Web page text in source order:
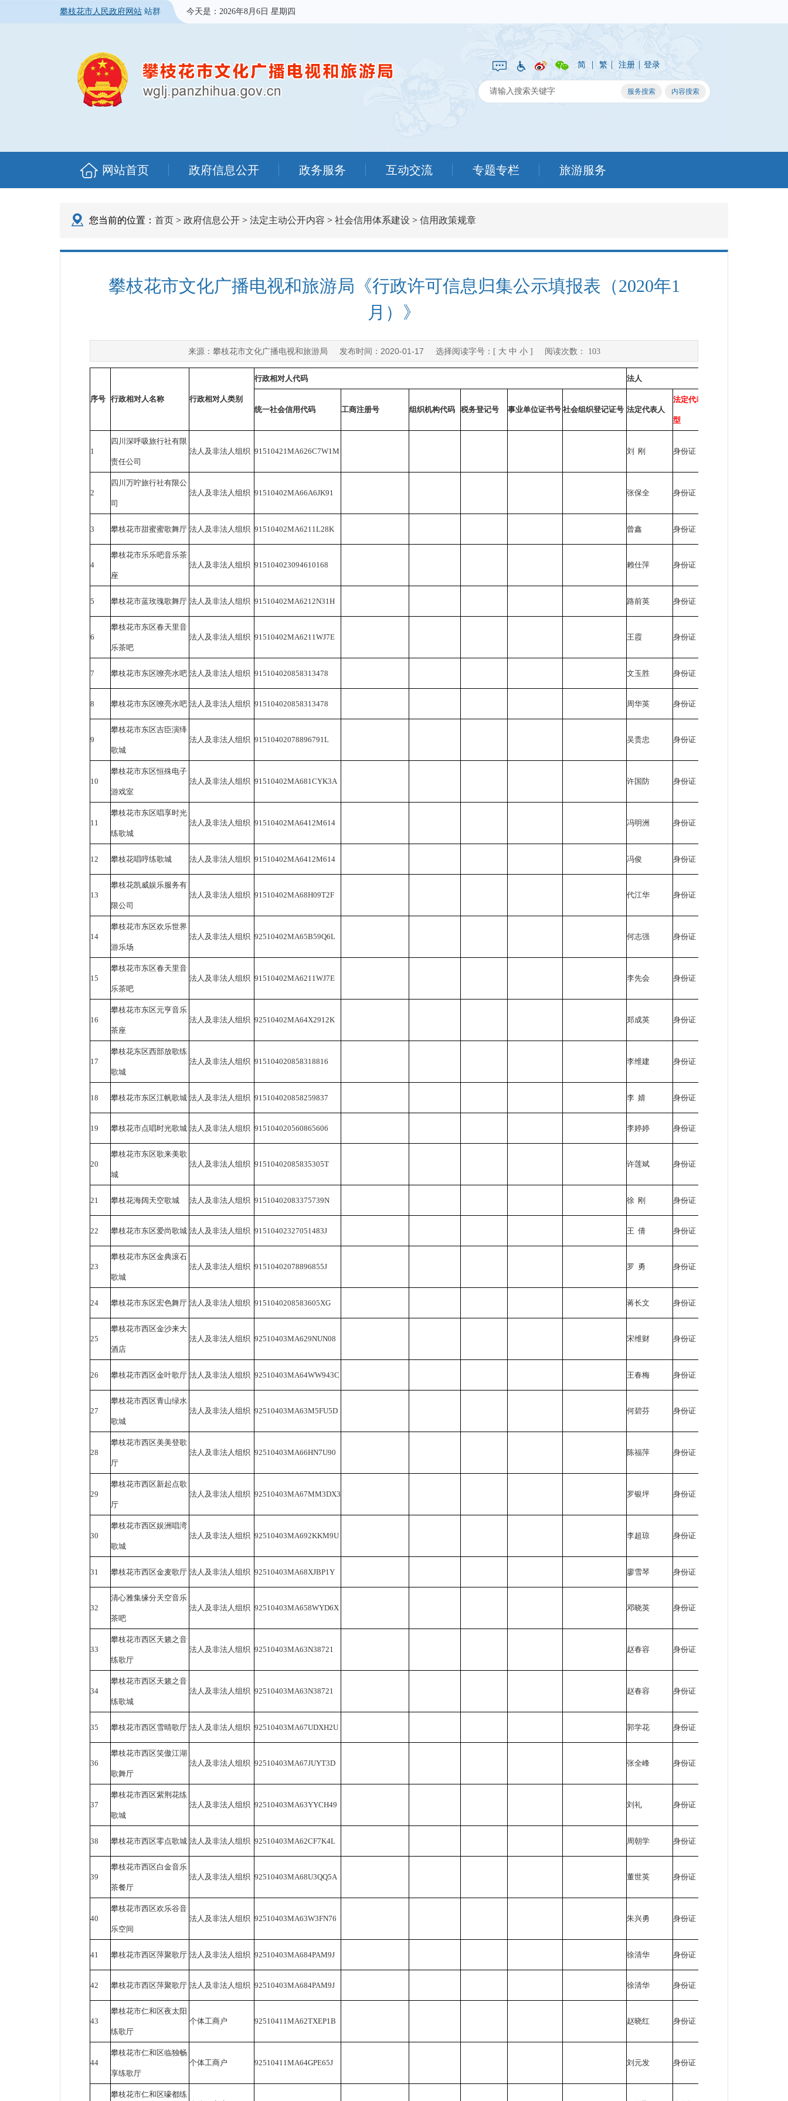
攀枝花市人民政府网站 站群 今天是： 2026年8月6日 星期四
简 | 繁 | 注册 | 登录
网站首页 政府信息公开 政务服务 互动交流 专题专栏 旅游服务
您当前的位置： 首页 > 政府信息公开 > 法定主动公开内容 > 社会信用体系建设 > 信用政策规章
攀枝花市文化广播电视和旅游局《行政许可信息归集公示填报表（2020年1
月）》
来源： 攀枝花市文化广播电视和旅游局 发布时间： 2020-01-17 选择阅读字号：[ 大 中 小] 阅读次数： 103
序号 行政相对人名称 行政相对人类别
行政相对人代码 法人
统一社会信用代码 工商注册号 组织机构代码 税务登记号 事业单位证书号 社会组织登记证号 法定代表人
法定代表人证件类
型
1
四川深呼吸旅行社有限
责任公司
法人及非法人组织 91510421MA626C7W1M 刘 刚 身份证
2
四川万咛旅行社有限公
司
法人及非法人组织 91510402MA66A6JK91 张保全 身份证
3 攀枝花市甜蜜蜜歌舞厅 法人及非法人组织 91510402MA6211L28K 曾鑫 身份证
4
攀枝花市乐乐吧音乐茶
座
法人及非法人组织 915104023094610168 赖仕萍 身份证
5 攀枝花市蓝玫瑰歌舞厅 法人及非法人组织 91510402MA6212N31H 路前英 身份证
6
攀枝花市东区春天里音
乐茶吧
法人及非法人组织 91510402MA6211WJ7E 王霞 身份证
7 攀枝花市东区嘹亮水吧 法人及非法人组织 915104020858313478 文玉胜 身份证
8 攀枝花市东区嘹亮水吧 法人及非法人组织 915104020858313478 周华英 身份证
9
攀枝花市东区吉臣演绎
歌城
法人及非法人组织 91510402078896791L 吴贵忠 身份证
10
攀枝花市东区恒殊电子
游戏室
法人及非法人组织 91510402MA681CYK3A 许国防 身份证
11
攀枝花市东区唱享时光
练歌城
法人及非法人组织 91510402MA6412M614 冯明洲 身份证
12 攀枝花唱哼练歌城 法人及非法人组织 91510402MA6412M614 冯俊 身份证
13
攀枝花凯威娱乐服务有
限公司
法人及非法人组织 91510402MA68H09T2F 代江华 身份证
14
攀枝花市东区欢乐世界
游乐场
法人及非法人组织 92510402MA65B59Q6L 何志强 身份证
15
攀枝花市东区春天里音
乐茶吧
法人及非法人组织 91510402MA6211WJ7E 李先会 身份证
16
攀枝花市东区元亨音乐
茶座
法人及非法人组织 92510402MA64X2912K 郑成英 身份证
17
攀枝花东区西部放歌练
歌城
法人及非法人组织 915104020858318816 李维建 身份证
18 攀枝花市东区江帆歌城 法人及非法人组织 915104020858259837 李 婧 身份证
19 攀枝花市点唱时光歌城 法人及非法人组织 915104020560865606 李婷婷 身份证
20
攀枝花市东区歌来美歌
城
法人及非法人组织 91510402085835305T 许莲斌 身份证
21 攀枝花海阔天空歌城 法人及非法人组织 91510402083375739N 徐 刚 身份证
22 攀枝花市东区爱尚歌城 法人及非法人组织 91510402327051483J 王 倩 身份证
23
攀枝花市东区金典滚石
歌城
法人及非法人组织 91510402078896855J 罗 勇 身份证
24 攀枝花市东区宏色舞厅 法人及非法人组织 9151040208583605XG 蒋长文 身份证
25
攀枝花市西区金沙来大
酒店
法人及非法人组织 92510403MA629NUN08 宋维财 身份证
26 攀枝花市西区金叶歌厅 法人及非法人组织 92510403MA64WW943C 王春梅 身份证
27
攀枝花市西区青山绿水
歌城
法人及非法人组织 92510403MA63M5FU5D 何碧芬 身份证
28
攀枝花市西区美美登歌
厅
法人及非法人组织 92510403MA66HN7U90 陈福萍 身份证
29
攀枝花市西区新起点歌
厅
法人及非法人组织 92510403MA67MM3DX3 罗银坪 身份证
30
攀枝花市西区娱洲唱湾
歌城
法人及非法人组织 92510403MA692KKM9U 李超琼 身份证
31 攀枝花市西区金麦歌厅 法人及非法人组织 92510403MA68XJBP1Y 廖雪琴 身份证
32
清心雅集缘分天空音乐
茶吧
法人及非法人组织 92510403MA658WYD6X 邓晓英 身份证
33
攀枝花市西区天籁之音
练歌厅
法人及非法人组织 92510403MA63N38721 赵春容 身份证
34
攀枝花市西区天籁之音
练歌城
法人及非法人组织 92510403MA63N38721 赵春容 身份证
35 攀枝花市西区雪晴歌厅 法人及非法人组织 92510403MA67UDXH2U 郭学花 身份证
36
攀枝花市西区笑傲江湖
歌舞厅
法人及非法人组织 92510403MA67JUYT3D 张全峰 身份证
37
攀枝花市西区紫荆花练
歌城
法人及非法人组织 92510403MA63YYCH49 刘礼 身份证
38 攀枝花市西区零点歌城 法人及非法人组织 92510403MA62CF7K4L 周朝学 身份证
39
攀枝花市西区白金音乐
茶餐厅
法人及非法人组织 92510403MA68U3QQ5A 董世英 身份证
40
攀枝花市西区欢乐谷音
乐空间
法人及非法人组织 92510403MA63W3FN76 朱兴勇 身份证
41 攀枝花市西区萍聚歌厅 法人及非法人组织 92510403MA684PAM9J 徐清华 身份证
42 攀枝花市西区萍聚歌厅 法人及非法人组织 92510403MA684PAM9J 徐清华 身份证
43
攀枝花市仁和区夜太阳
练歌厅
个体工商户 92510411MA62TXEP1B 赵晓红 身份证
44
攀枝花市仁和区临独畅
享练歌厅
个体工商户 92510411MA64GPE65J 刘元发 身份证
攀枝花市仁和区嚎都练